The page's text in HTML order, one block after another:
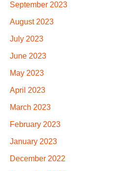
September 2023
August 2023
July 2023
June 2023
May 2023
April 2023
March 2023
February 2023
January 2023
December 2022